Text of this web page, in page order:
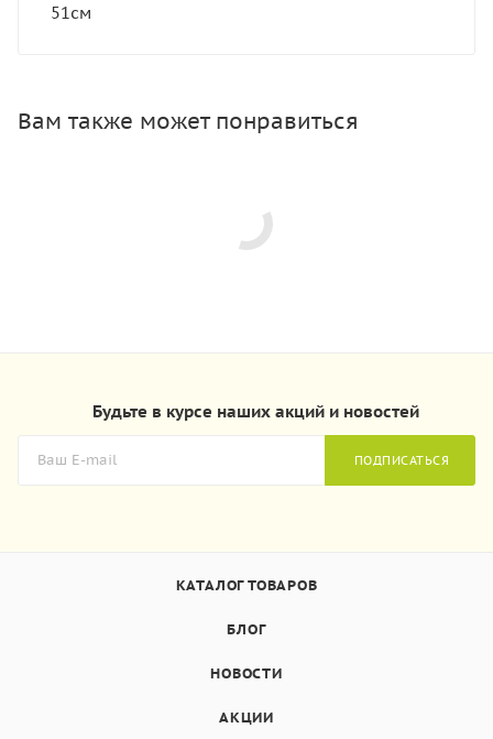
51см
Вам также может понравиться
Будьте в курсе наших акций и новостей
ПОДПИСАТЬСЯ
КАТАЛОГ ТОВАРОВ
БЛОГ
НОВОСТИ
АКЦИИ